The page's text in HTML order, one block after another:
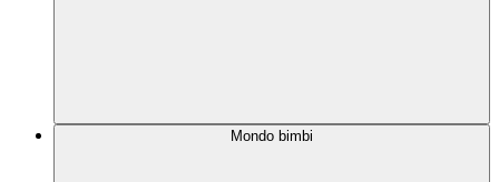
Mondo bimbi